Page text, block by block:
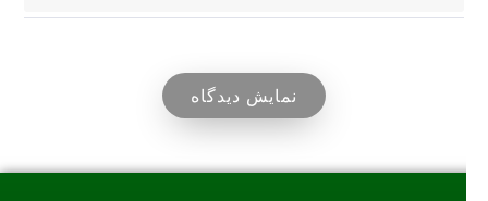
نمایش دیدگاه